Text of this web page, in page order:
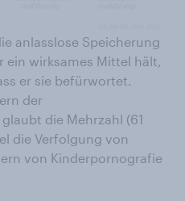
anlasslose Speicherung
wirksames Mittel hält,
er sie befürwortet.
der
die Mehrzahl (61
die Verfolgung von
von Kinderpornografie